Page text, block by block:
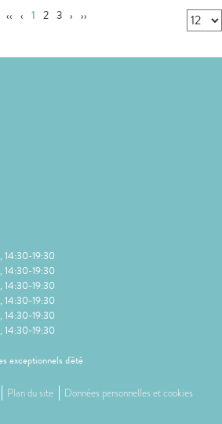
‹‹ ‹ 1 2 3 › ››
14:30-19:30
14:30-19:30
14:30-19:30
14:30-19:30
14:30-19:30
14:30-19:30
exceptionnels d'été
Plan du site Données personnelles et cookies